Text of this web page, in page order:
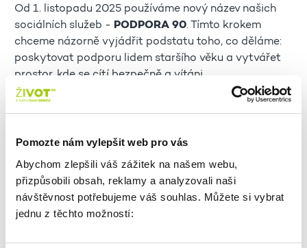
Pomozte nám vylepšit web pro vás
Abychom zlepšili váš zážitek na našem webu,
přizpůsobili obsah, reklamy a analyzovali naši
návštěvnost potřebujeme váš souhlas. Můžete si vybrat
jednu z těchto možností:
Od 1. listopadu 2025 používáme nový název našich
sociálních služeb - PODPORA 90. Tímto krokem
chceme názorně vyjádřit podstatu toho, co děláme:
poskytovat podporu lidem staršího věku a vytvářet
prostor, kde se cítí bezpečně a vítáni.
ŽIVOT 90 nyní tvoří dva pilíře:
PODPORA 90(sociální
služby) aPROSTOR 90(komunitní centrum).
"ŽIVOT 90 nabízí lidem starším věkem podporu
a prostor. Tuto skutečnost jsme promítli i do
názvosloví, aby bylo srozumitelné i pro ty, kdo nás
ještě neznají."
Nový název je změnou označení, ale naše poslání